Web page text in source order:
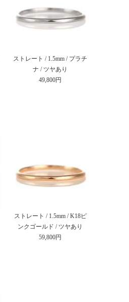
ストレート / 1.5mm / プラチ
ナ / ツヤあり
49,800円
ストレート / 1.5mm / K18ピ
ンクゴールド / ツヤあり
59,800円